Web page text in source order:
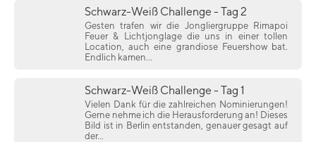
Schwarz-Weiß Challenge - Tag 2
Gesten trafen wir die Jongliergruppe Rimapoi
Feuer & Lichtjonglage die uns in einer tollen
Location, auch eine grandiose Feuershow bat.
Endlich kamen...
Schwarz-Weiß Challenge - Tag 1
Vielen Dank für die zahlreichen Nominierungen!
Gerne nehme ich die Herausforderung an! Dieses
Bild ist in Berlin entstanden, genauer gesagt auf
der...